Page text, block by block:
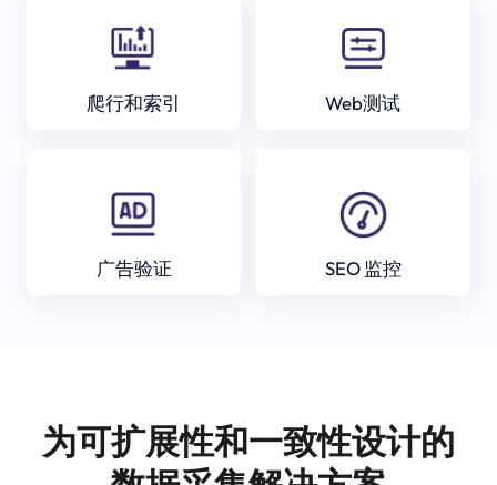
爬行和索引 Web测试
广告验证 SEO 监控
为可扩展性和一致性设计的